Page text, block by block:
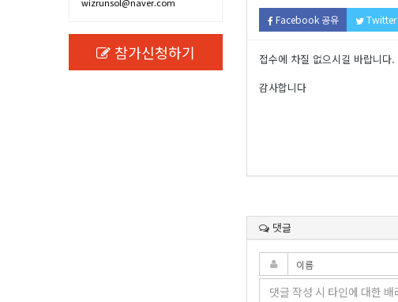
참가신청하기
Facebook 공유 Twitter
접수에 차질 없으시길 바랍니다.
감사합니다
댓글